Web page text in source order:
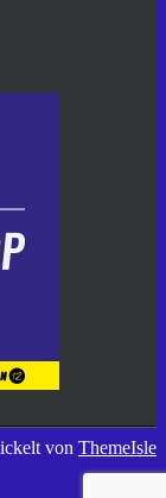
von ThemeIsle